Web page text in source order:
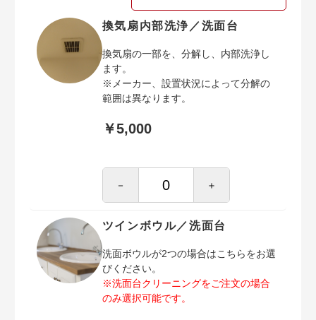
換気扇内部洗浄／洗面台
換気扇の一部を、分解し、内部洗浄し
ます。
※メーカー、設置状況によって分解の
範囲は異なります。
￥5,000
－ ＋
ツインボウル／洗面台
洗面ボウルが2つの場合はこちらをお選
びください。
※洗面台クリーニングをご注文の場合
のみ選択可能です。